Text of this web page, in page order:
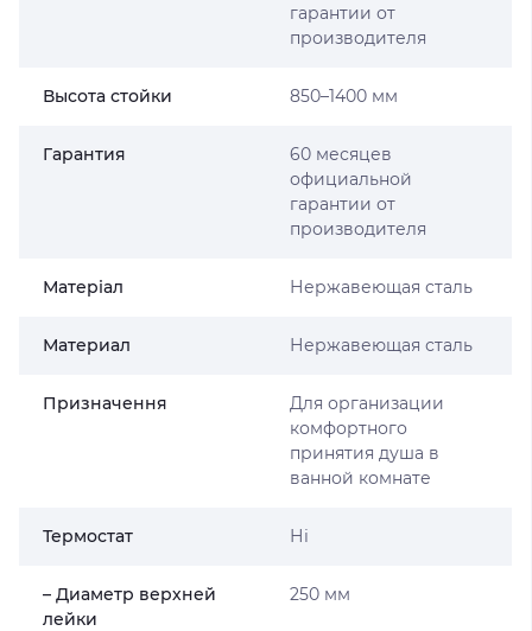
гарантии от
производителя
Высота стойки 850–1400 мм
Гарантия
60 месяцев
официальной
гарантии от
производителя
Матеріал Нержавеющая сталь
Материал Нержавеющая сталь
Призначення
Для организации
комфортного
принятия душа в
ванной комнате
Термостат Ні
– Диаметр верхней
лейки
250 мм